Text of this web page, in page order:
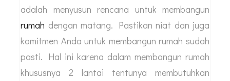
adalah menyusun rencana untuk membangun
rumah dengan matang. Pastikan niat dan juga
komitmen Anda untuk membangun rumah sudah
pasti. Hal ini karena dalam membangun rumah
khususnya 2 lantai tentunya membutuhkan